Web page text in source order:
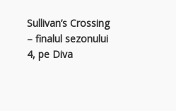
Sullivan’s Crossing
– finalul sezonului
4, pe Diva